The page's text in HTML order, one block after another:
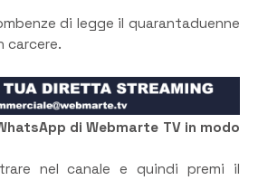
di legge il quarantaduenne
di Webmarte TV in modo
nel canale e quindi premi il